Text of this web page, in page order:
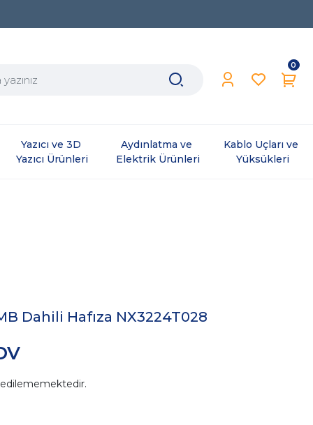
0
Yazıcı ve 3D
Yazıcı Ürünleri
Aydınlatma ve
Elektrik Ürünleri
Kablo Uçları ve
Yüksükleri
Dahili Hafıza NX3224T028